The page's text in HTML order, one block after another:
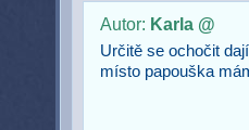
Autor: Karla @
Určitě se ochočit
místo papouška